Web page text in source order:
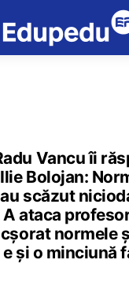
Vancu îi
Bolojan:
scăzut
ataca
normele
și o minciună